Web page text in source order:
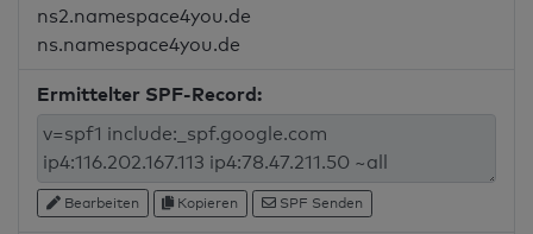
ns2.namespace4you.de
ns.namespace4you.de
Ermittelter SPF-Record:
Bearbeiten Kopieren SPF Senden